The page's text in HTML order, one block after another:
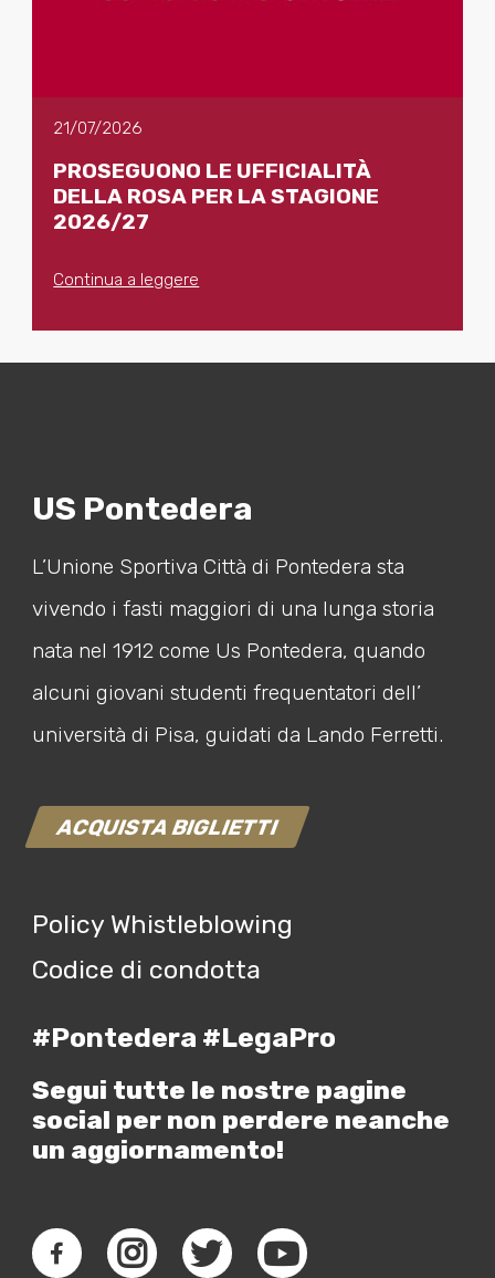
21/07/2026
PROSEGUONO LE UFFICIALITÀ
DELLA ROSA PER LA STAGIONE
2026/27
Continua a leggere
US Pontedera
L’Unione Sportiva Città di Pontedera sta
vivendo i fasti maggiori di una lunga storia
nata nel 1912 come Us Pontedera, quando
alcuni giovani studenti frequentatori dell’
università di Pisa, guidati da Lando Ferretti.
ACQUISTA BIGLIETTI
Policy Whistleblowing
Codice di condotta
#Pontedera #LegaPro
Segui tutte le nostre pagine
social per non perdere neanche
un aggiornamento!